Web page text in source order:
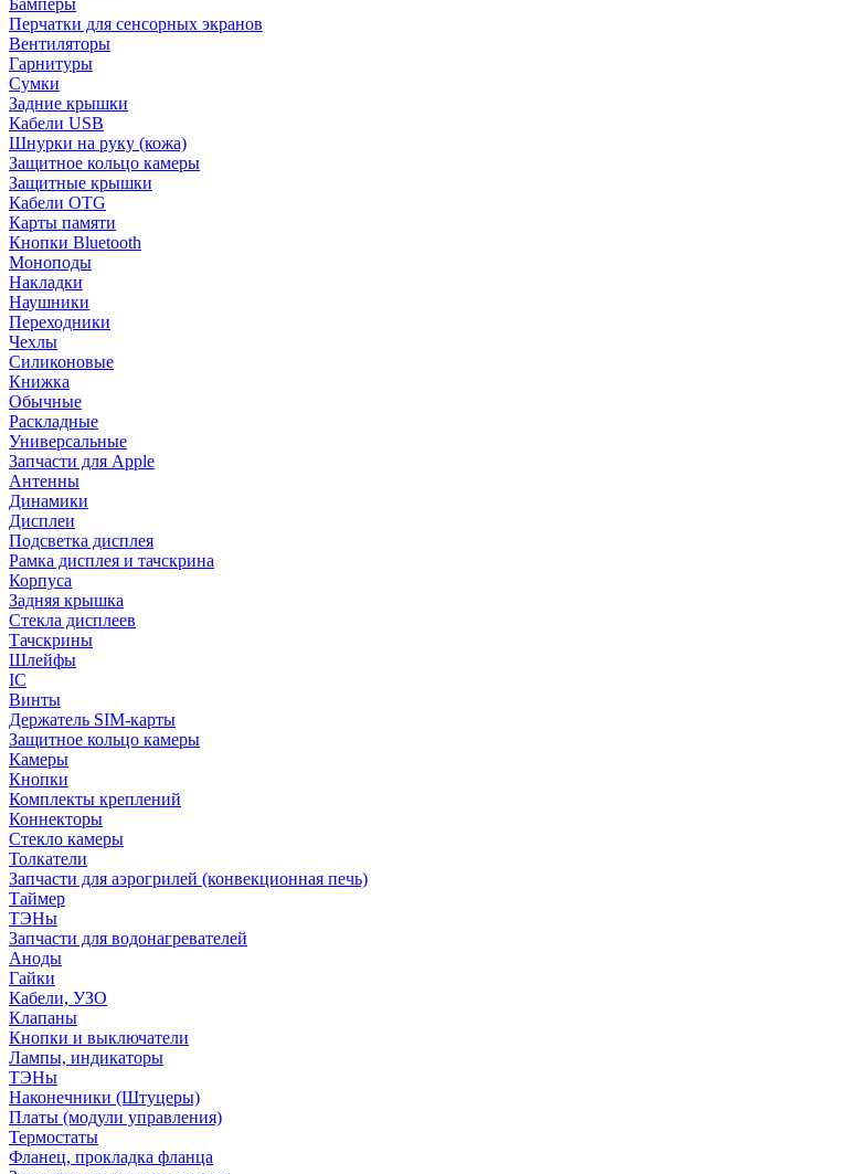
Бамперы
Перчатки для сенсорных экранов
Вентиляторы
Гарнитуры
Сумки
Задние крышки
Кабели USB
Шнурки на руку (кожа)
Защитное кольцо камеры
Защитные крышки
Кабели OTG
Карты памяти
Кнопки Bluetooth
Моноподы
Накладки
Наушники
Переходники
Чехлы
Силиконовые
Книжка
Обычные
Раскладные
Универсальные
Запчасти для Apple
Антенны
Динамики
Дисплеи
Подсветка дисплея
Рамка дисплея и тачскрина
Корпуса
Задняя крышка
Стекла дисплеев
Тачскрины
Шлейфы
IC
Винты
Держатель SIM-карты
Защитное кольцо камеры
Камеры
Кнопки
Комплекты креплений
Коннекторы
Стекло камеры
Толкатели
Запчасти для аэрогрилей (конвекционная печь)
Таймер
ТЭНы
Запчасти для водонагревателей
Аноды
Гайки
Кабели, УЗО
Клапаны
Кнопки и выключатели
Лампы, индикаторы
ТЭНы
Наконечники (Штуцеры)
Платы (модули управления)
Термостаты
Фланец, прокладка фланца